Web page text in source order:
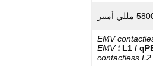
EMV
EMV
contactless